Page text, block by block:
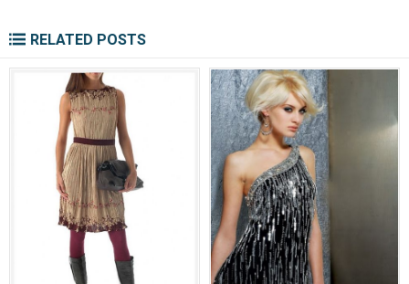
RELATED POSTS